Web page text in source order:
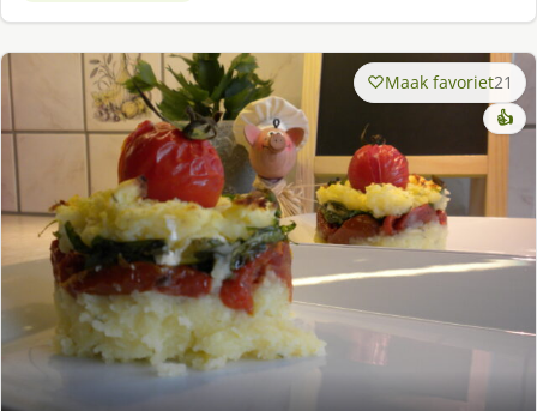
Maak favoriet21
👍